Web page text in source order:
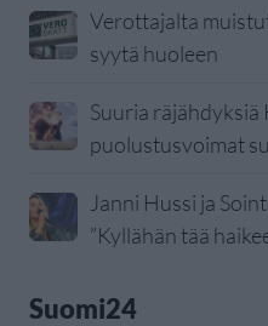
Verottajalta
syytä huoleen
Suuria räjähdyksiä
puolustusvoimat
Janni Hussi ja
”Kyllähän tää
Suomi24